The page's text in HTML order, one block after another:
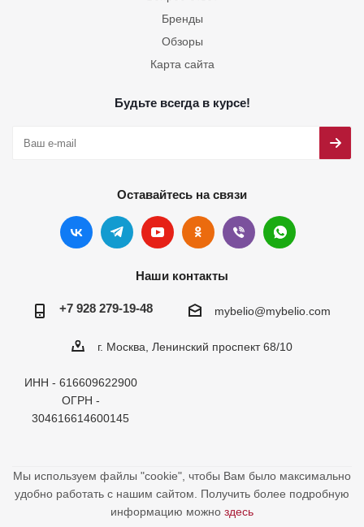
Бренды
Обзоры
Карта сайта
Будьте всегда в курсе!
Оставайтесь на связи
Наши контакты
+7 928 279-19-48 mybelio@mybelio.com
г. Москва, Ленинский проспект 68/10
ИНН - 616609622900
ОГРН -
304616614600145
Мы используем файлы "cookie", чтобы Вам было максимально
удобно работать с нашим сайтом. Получить более подробную
информацию можно здесь